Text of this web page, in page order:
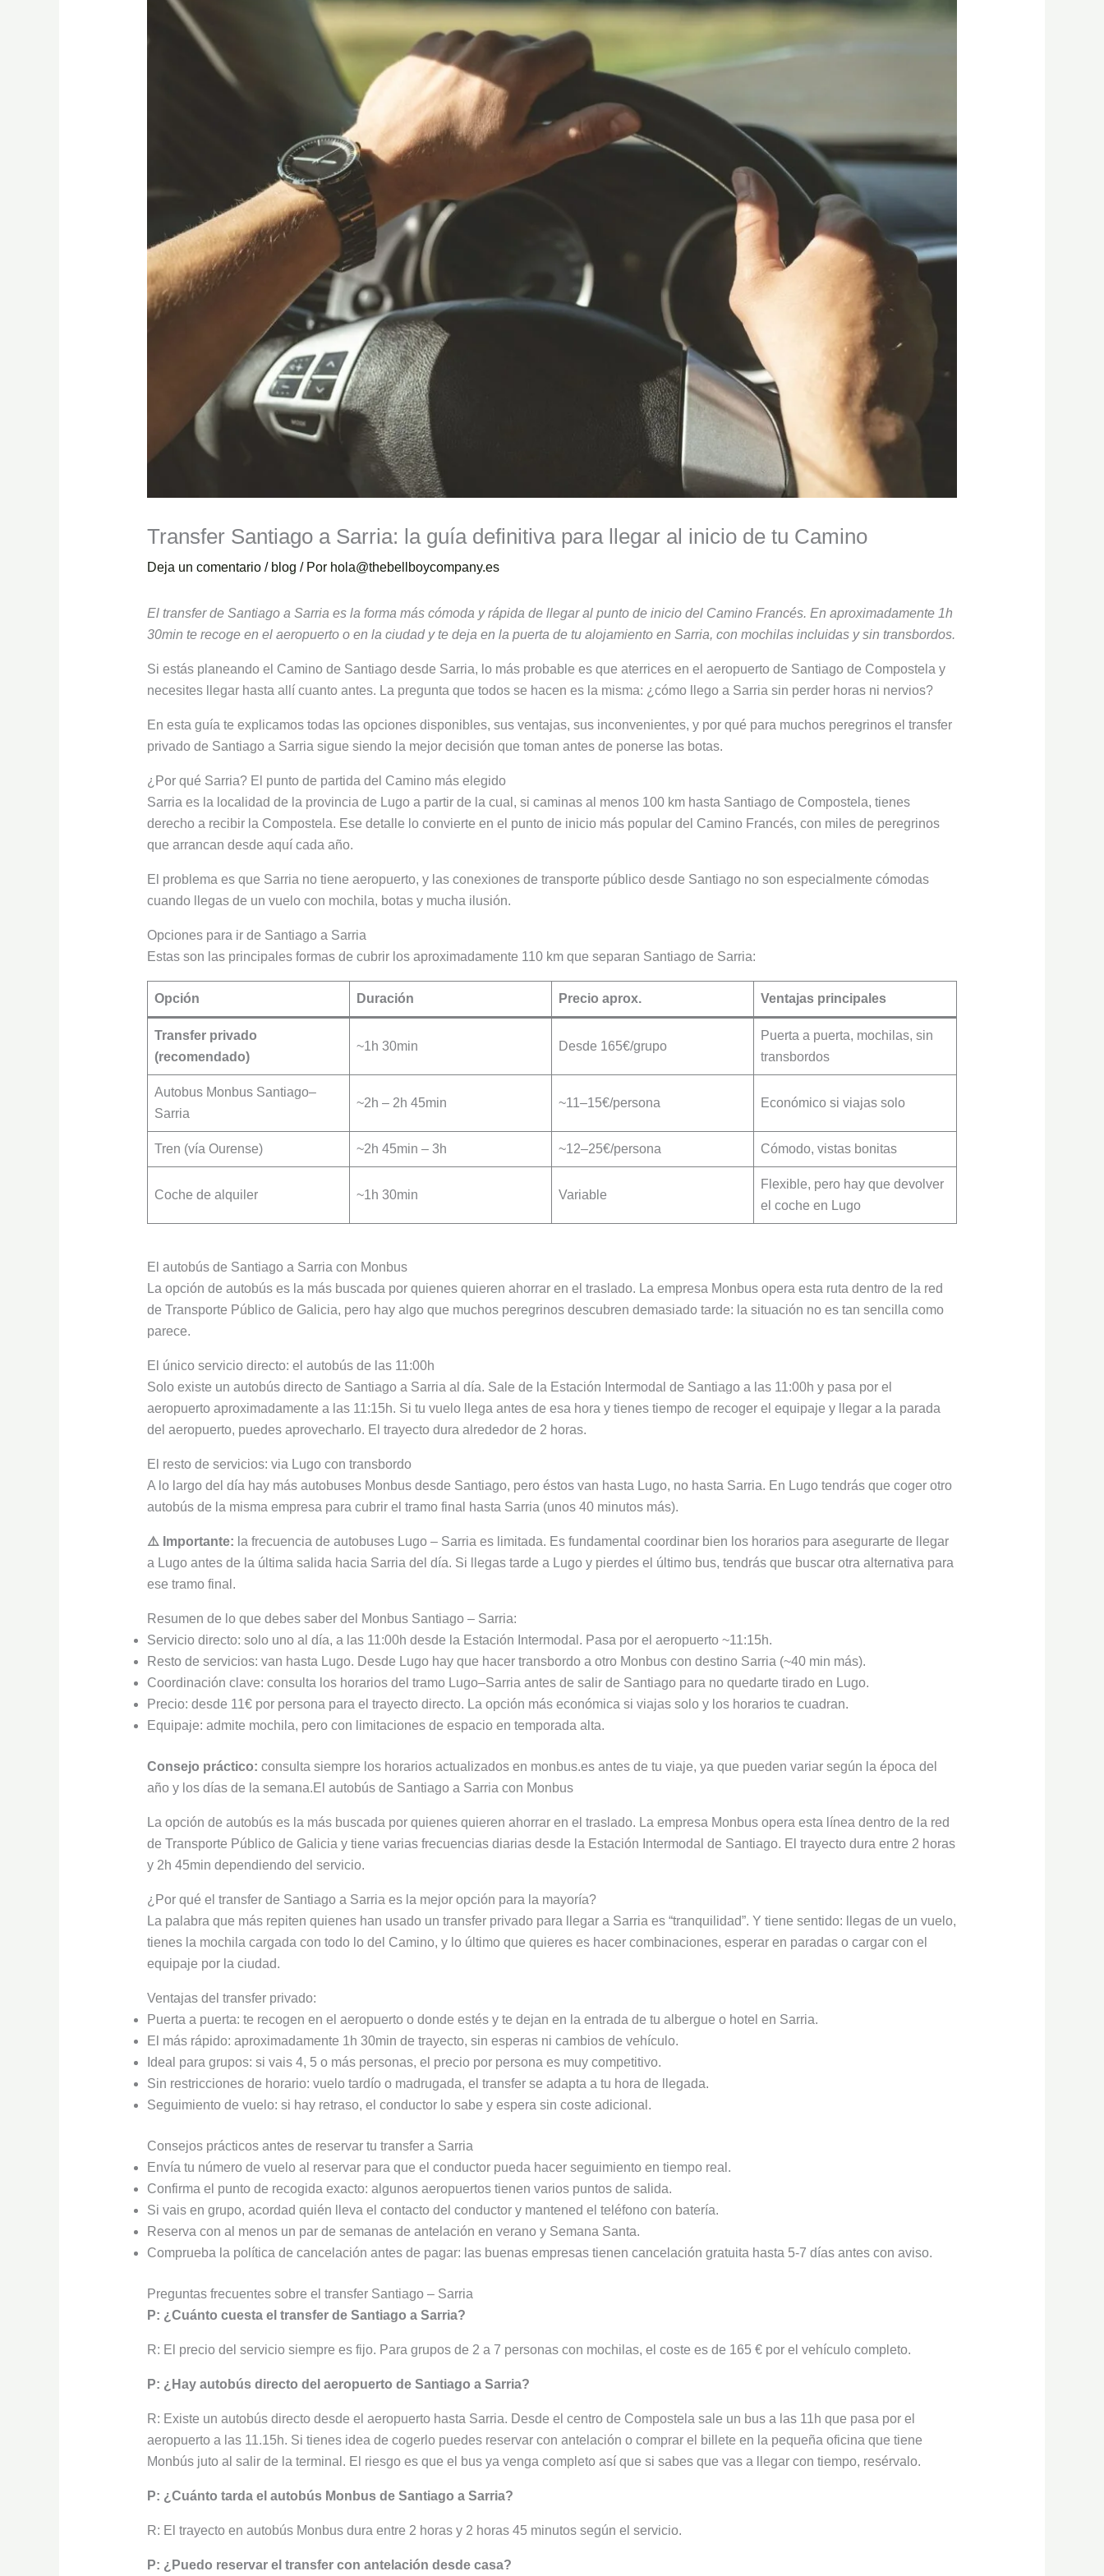
Transfer Santiago a Sarria: la guía definitiva para llegar al inicio de tu Camino
Deja un comentario / blog / Por hola@thebellboycompany.es
El transfer de Santiago a Sarria es la forma más cómoda y rápida de llegar al punto de inicio del Camino Francés. En aproximadamente 1h
30min te recoge en el aeropuerto o en la ciudad y te deja en la puerta de tu alojamiento en Sarria, con mochilas incluidas y sin transbordos.
Si estás planeando el Camino de Santiago desde Sarria, lo más probable es que aterrices en el aeropuerto de Santiago de Compostela y
necesites llegar hasta allí cuanto antes. La pregunta que todos se hacen es la misma: ¿cómo llego a Sarria sin perder horas ni nervios?
En esta guía te explicamos todas las opciones disponibles, sus ventajas, sus inconvenientes, y por qué para muchos peregrinos el transfer
privado de Santiago a Sarria sigue siendo la mejor decisión que toman antes de ponerse las botas.
¿Por qué Sarria? El punto de partida del Camino más elegido
Sarria es la localidad de la provincia de Lugo a partir de la cual, si caminas al menos 100 km hasta Santiago de Compostela, tienes
derecho a recibir la Compostela. Ese detalle lo convierte en el punto de inicio más popular del Camino Francés, con miles de peregrinos
que arrancan desde aquí cada año.
El problema es que Sarria no tiene aeropuerto, y las conexiones de transporte público desde Santiago no son especialmente cómodas
cuando llegas de un vuelo con mochila, botas y mucha ilusión.
Opciones para ir de Santiago a Sarria
Estas son las principales formas de cubrir los aproximadamente 110 km que separan Santiago de Sarria:
Opción Duración Precio aprox. Ventajas principales
Transfer privado
(recomendado)
~1h 30min Desde 165€/grupo
Puerta a puerta, mochilas, sin
transbordos
Autobus Monbus Santiago–
Sarria
~2h – 2h 45min ~11–15€/persona Económico si viajas solo
Tren (vía Ourense) ~2h 45min – 3h ~12–25€/persona Cómodo, vistas bonitas
Coche de alquiler ~1h 30min Variable
Flexible, pero hay que devolver
el coche en Lugo
El autobús de Santiago a Sarria con Monbus
La opción de autobús es la más buscada por quienes quieren ahorrar en el traslado. La empresa Monbus opera esta ruta dentro de la red
de Transporte Público de Galicia, pero hay algo que muchos peregrinos descubren demasiado tarde: la situación no es tan sencilla como
parece.
El único servicio directo: el autobús de las 11:00h
Solo existe un autobús directo de Santiago a Sarria al día. Sale de la Estación Intermodal de Santiago a las 11:00h y pasa por el
aeropuerto aproximadamente a las 11:15h. Si tu vuelo llega antes de esa hora y tienes tiempo de recoger el equipaje y llegar a la parada
del aeropuerto, puedes aprovecharlo. El trayecto dura alrededor de 2 horas.
El resto de servicios: via Lugo con transbordo
A lo largo del día hay más autobuses Monbus desde Santiago, pero éstos van hasta Lugo, no hasta Sarria. En Lugo tendrás que coger otro
autobús de la misma empresa para cubrir el tramo final hasta Sarria (unos 40 minutos más).
⚠️ Importante: la frecuencia de autobuses Lugo – Sarria es limitada. Es fundamental coordinar bien los horarios para asegurarte de llegar
a Lugo antes de la última salida hacia Sarria del día. Si llegas tarde a Lugo y pierdes el último bus, tendrás que buscar otra alternativa para
ese tramo final.
Resumen de lo que debes saber del Monbus Santiago – Sarria:
Servicio directo: solo uno al día, a las 11:00h desde la Estación Intermodal. Pasa por el aeropuerto ~11:15h.
Resto de servicios: van hasta Lugo. Desde Lugo hay que hacer transbordo a otro Monbus con destino Sarria (~40 min más).
Coordinación clave: consulta los horarios del tramo Lugo–Sarria antes de salir de Santiago para no quedarte tirado en Lugo.
Precio: desde 11€ por persona para el trayecto directo. La opción más económica si viajas solo y los horarios te cuadran.
Equipaje: admite mochila, pero con limitaciones de espacio en temporada alta.
Consejo práctico: consulta siempre los horarios actualizados en monbus.es antes de tu viaje, ya que pueden variar según la época del
año y los días de la semana.El autobús de Santiago a Sarria con Monbus
La opción de autobús es la más buscada por quienes quieren ahorrar en el traslado. La empresa Monbus opera esta línea dentro de la red
de Transporte Público de Galicia y tiene varias frecuencias diarias desde la Estación Intermodal de Santiago. El trayecto dura entre 2 horas
y 2h 45min dependiendo del servicio.
¿Por qué el transfer de Santiago a Sarria es la mejor opción para la mayoría?
La palabra que más repiten quienes han usado un transfer privado para llegar a Sarria es “tranquilidad”. Y tiene sentido: llegas de un vuelo,
tienes la mochila cargada con todo lo del Camino, y lo último que quieres es hacer combinaciones, esperar en paradas o cargar con el
equipaje por la ciudad.
Ventajas del transfer privado:
Puerta a puerta: te recogen en el aeropuerto o donde estés y te dejan en la entrada de tu albergue o hotel en Sarria.
El más rápido: aproximadamente 1h 30min de trayecto, sin esperas ni cambios de vehículo.
Ideal para grupos: si vais 4, 5 o más personas, el precio por persona es muy competitivo.
Sin restricciones de horario: vuelo tardío o madrugada, el transfer se adapta a tu hora de llegada.
Seguimiento de vuelo: si hay retraso, el conductor lo sabe y espera sin coste adicional.
Consejos prácticos antes de reservar tu transfer a Sarria
Envía tu número de vuelo al reservar para que el conductor pueda hacer seguimiento en tiempo real.
Confirma el punto de recogida exacto: algunos aeropuertos tienen varios puntos de salida.
Si vais en grupo, acordad quién lleva el contacto del conductor y mantened el teléfono con batería.
Reserva con al menos un par de semanas de antelación en verano y Semana Santa.
Comprueba la política de cancelación antes de pagar: las buenas empresas tienen cancelación gratuita hasta 5-7 días antes con aviso.
Preguntas frecuentes sobre el transfer Santiago – Sarria
P: ¿Cuánto cuesta el transfer de Santiago a Sarria?
R: El precio del servicio siempre es fijo. Para grupos de 2 a 7 personas con mochilas, el coste es de 165 € por el vehículo completo.
P: ¿Hay autobús directo del aeropuerto de Santiago a Sarria?
R: Existe un autobús directo desde el aeropuerto hasta Sarria. Desde el centro de Compostela sale un bus a las 11h que pasa por el
aeropuerto a las 11.15h. Si tienes idea de cogerlo puedes reservar con antelación o comprar el billete en la pequeña oficina que tiene
Monbús juto al salir de la terminal. El riesgo es que el bus ya venga completo así que si sabes que vas a llegar con tiempo, resérvalo.
P: ¿Cuánto tarda el autobús Monbus de Santiago a Sarria?
R: El trayecto en autobús Monbus dura entre 2 horas y 2 horas 45 minutos según el servicio.
P: ¿Puedo reservar el transfer con antelación desde casa?